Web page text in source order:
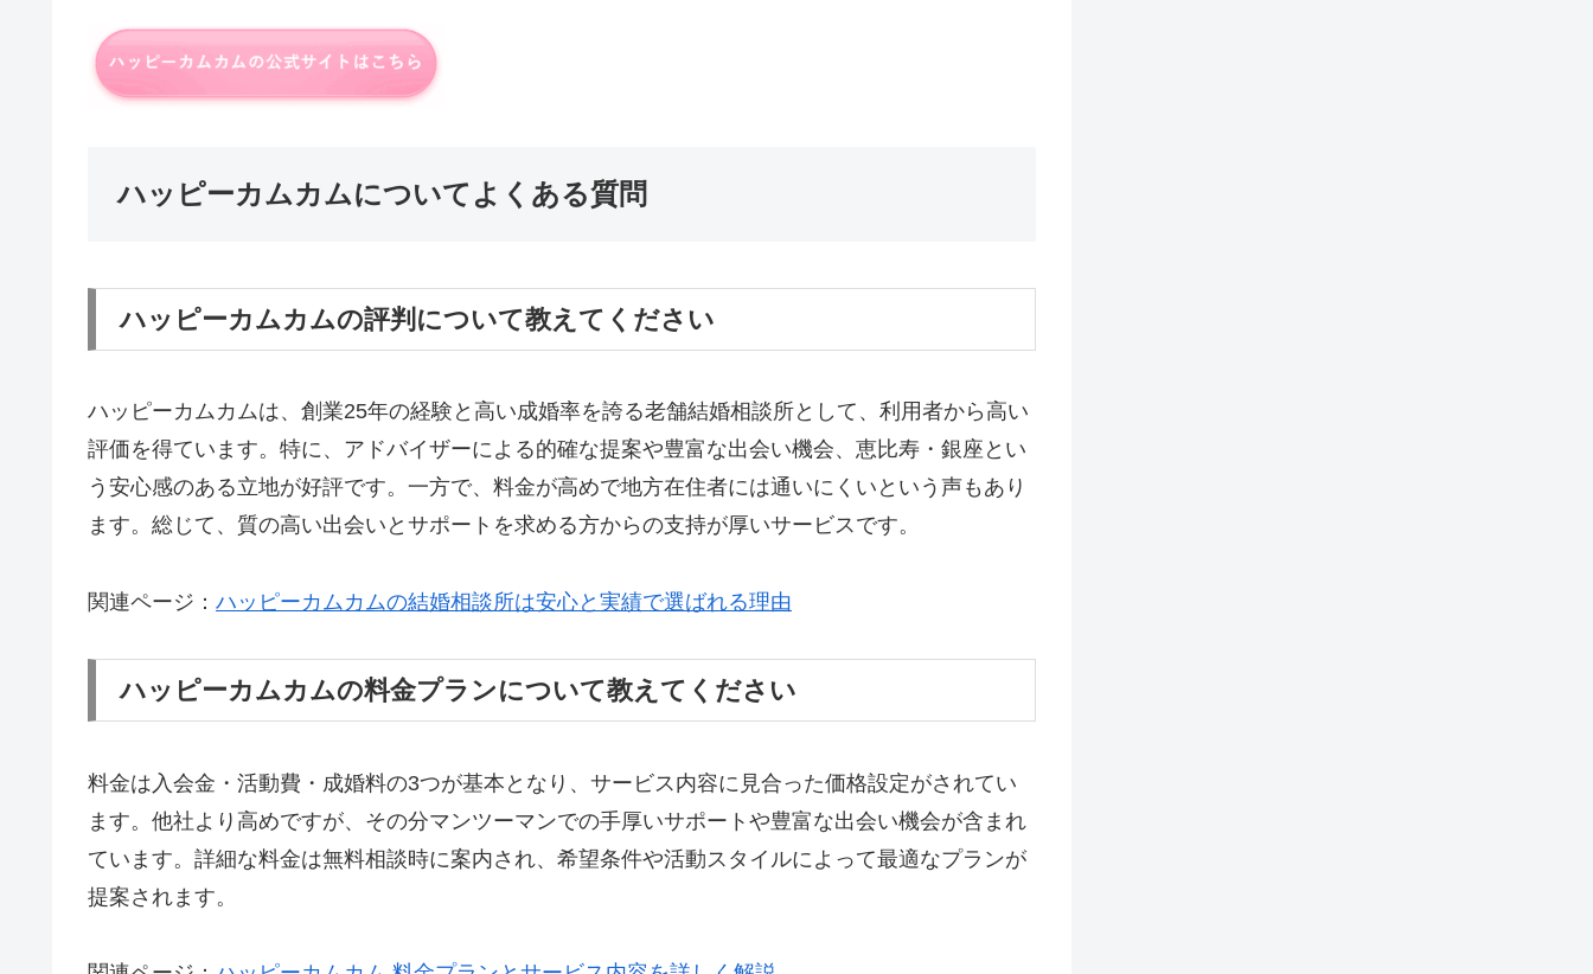
ハッピーカムカムについてよくある質問
ハッピーカムカムの評判について教えてください
ハッピーカムカムは、創業25年の経験と高い成婚率を誇る老舗結婚相談所として、利用者から高い
評価を得ています。特に、アドバイザーによる的確な提案や豊富な出会い機会、恵比寿・銀座とい
う安心感のある立地が好評です。一方で、料金が高めで地方在住者には通いにくいという声もあり
ます。総じて、質の高い出会いとサポートを求める方からの支持が厚いサービスです。
関連ページ： ハッピーカムカムの結婚相談所は安心と実績で選ばれる理由
ハッピーカムカムの料金プランについて教えてください
料金は入会金・活動費・成婚料の3つが基本となり、サービス内容に見合った価格設定がされてい
ます。他社より高めですが、その分マンツーマンでの手厚いサポートや豊富な出会い機会が含まれ
ています。詳細な料金は無料相談時に案内され、希望条件や活動スタイルによって最適なプランが
提案されます。